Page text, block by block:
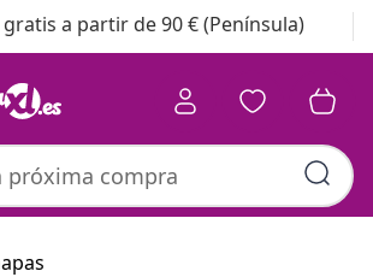
gratis a partir de 90 € (Península)